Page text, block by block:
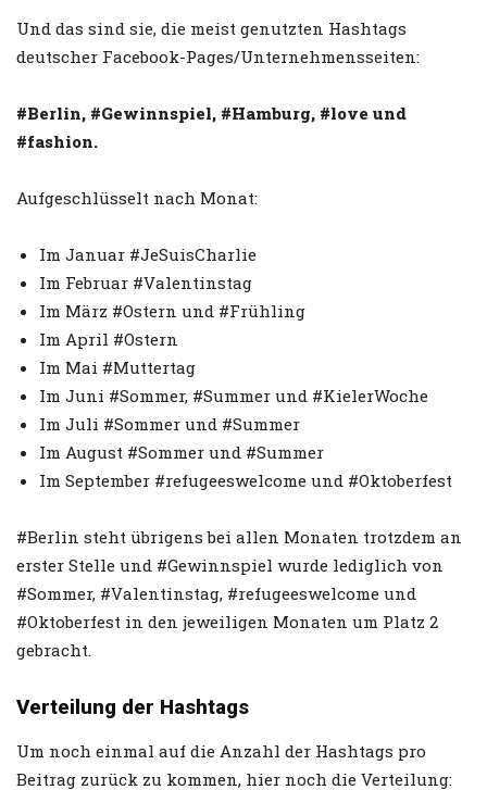
Und das sind sie, die meist genutzten Hashtags
deutscher Facebook-Pages/Unternehmensseiten:
#Berlin, #Gewinnspiel, #Hamburg, #love und
#fashion.
Aufgeschlüsselt nach Monat:
Im Januar #JeSuisCharlie
Im Februar #Valentinstag
Im März #Ostern und #Frühling
Im April #Ostern
Im Mai #Muttertag
Im Juni #Sommer, #Summer und #KielerWoche
Im Juli #Sommer und #Summer
Im August #Sommer und #Summer
Im September #refugeeswelcome und #Oktoberfest
#Berlin steht übrigens bei allen Monaten trotzdem an
erster Stelle und #Gewinnspiel wurde lediglich von
#Sommer, #Valentinstag, #refugeeswelcome und
#Oktoberfest in den jeweiligen Monaten um Platz 2
gebracht.
Verteilung der Hashtags
Um noch einmal auf die Anzahl der Hashtags pro
Beitrag zurück zu kommen, hier noch die Verteilung: